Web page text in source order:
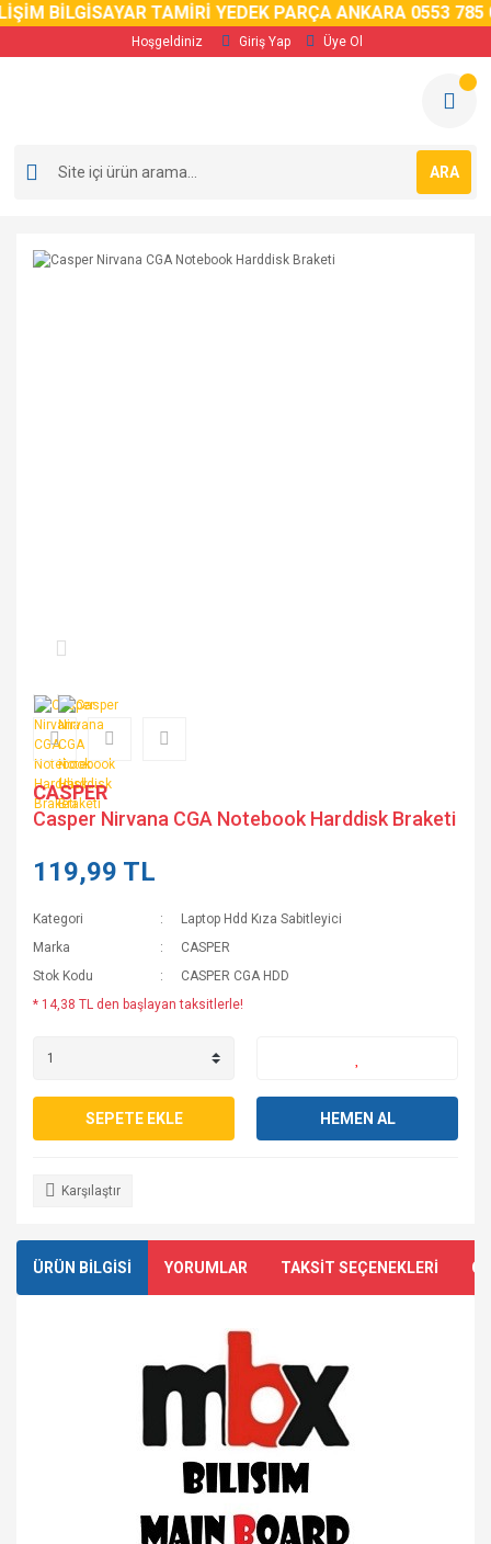
BİLGİSAYAR TAMİRİ YEDEK PARÇA ANKARA 0553 785 02
Hoşgeldiniz Giriş Yap Üye Ol
ARA
CASPER
Casper Nirvana CGA Notebook Harddisk Braketi
119,99 TL
Kategori
Laptop Hdd Kıza Sabitleyici
Marka
CASPER
Stok Kodu
CASPER CGA HDD
* 14,38 TL den başlayan taksitlerle!
SEPETE EKLE HEMEN AL
Karşılaştır
ÜRÜN BİLGİSİ YORUMLAR TAKSİT SEÇENEKLERİ